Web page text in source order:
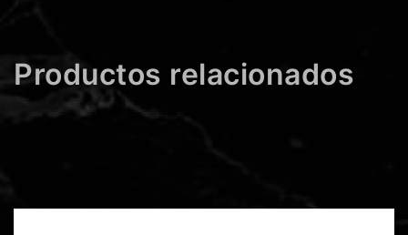
Productos relacionados